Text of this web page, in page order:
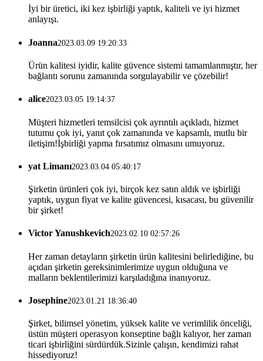
İyi bir üretici, iki kez işbirliği yaptık, kaliteli ve iyi hizmet
anlayışı.
Joanna2023.03.09 19:20:33
Ürün kalitesi iyidir, kalite güvence sistemi tamamlanmıştır, her
bağlantı sorunu zamanında sorgulayabilir ve çözebilir!
alice2023.03.05 19:14:37
Müşteri hizmetleri temsilcisi çok ayrıntılı açıkladı, hizmet
tutumu çok iyi, yanıt çok zamanında ve kapsamlı, mutlu bir
iletişim!İşbirliği yapma fırsatımız olmasını umuyoruz.
yat Limanı2023.03.04 05:40:17
Şirketin ürünleri çok iyi, birçok kez satın aldık ve işbirliği
yaptık, uygun fiyat ve kalite güvencesi, kısacası, bu güvenilir
bir şirket!
Victor Yanushkevich2023.02.10 02:57:26
Her zaman detayların şirketin ürün kalitesini belirlediğine, bu
açıdan şirketin gereksinimlerimize uygun olduğuna ve
malların beklentilerimizi karşıladığına inanıyoruz.
Josephine2023.01.21 18:36:40
Şirket, bilimsel yönetim, yüksek kalite ve verimlilik önceliği,
üstün müşteri operasyon konseptine bağlı kalıyor, her zaman
ticari işbirliğini sürdürdük.Sizinle çalışın, kendimizi rahat
hissediyoruz!